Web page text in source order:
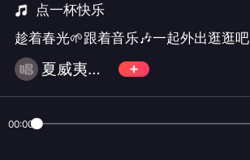
点一杯快乐
趁着春光🌱跟着音乐🎶一起外出逛逛吧
夏威夷🌴没有蟹🦀
00:00